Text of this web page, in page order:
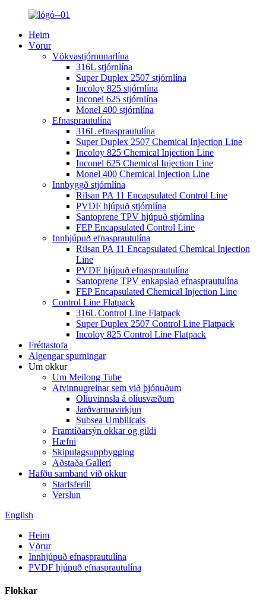
Heim
Vörur
Vökvastjórnunarlína
316L stjórnlína
Super Duplex 2507 stjórnlína
Incoloy 825 stjórnlína
Inconel 625 stjórnlína
Monel 400 stjórnlína
Efnasprautulína
316L efnasprautulína
Super Duplex 2507 Chemical Injection Line
Incoloy 825 Chemical Injection Line
Inconel 625 Chemical Injection Line
Monel 400 Chemical Injection Line
Innbyggð stjórnlína
Rilsan PA 11 Encapsulated Control Line
PVDF hjúpuð stjórnlína
Santoprene TPV hjúpuð stjórnlína
FEP Encapsulated Control Line
Innhjúpuð efnasprautulína
Rilsan PA 11 Encapsulated Chemical Injection
Line
PVDF hjúpuð efnasprautulína
Santoprene TPV enkapslað efnasprautulína
FEP Encapsulated Chemical Injection Line
Control Line Flatpack
316L Control Line Flatpack
Super Duplex 2507 Control Line Flatpack
Incoloy 825 Control Line Flatpack
Fréttastofa
Algengar spurningar
Um okkur
Um Meilong Tube
Atvinnugreinar sem við þjónuðum
Olíuvinnsla á olíusvæðum
Jarðvarmavirkjun
Subsea Umbilicals
Framtíðarsýn okkar og gildi
Hæfni
Skipulagsuppbygging
Aðstaða Gallerí
Hafðu samband við okkur
Starfsferill
Verslun
English
Heim
Vörur
Innhjúpuð efnasprautulína
PVDF hjúpuð efnasprautulína
Flokkar